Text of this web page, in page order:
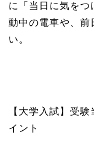
に「当日に気をつ
動中の電車や、前
い。
【大学入試】受
イント